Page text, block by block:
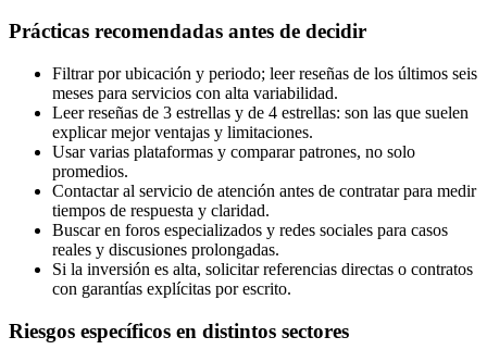
Prácticas recomendadas antes de decidir
Filtrar por ubicación y periodo; leer reseñas de los últimos seis
meses para servicios con alta variabilidad.
Leer reseñas de 3 estrellas y de 4 estrellas: son las que suelen
explicar mejor ventajas y limitaciones.
Usar varias plataformas y comparar patrones, no solo
promedios.
Contactar al servicio de atención antes de contratar para medir
tiempos de respuesta y claridad.
Buscar en foros especializados y redes sociales para casos
reales y discusiones prolongadas.
Si la inversión es alta, solicitar referencias directas o contratos
con garantías explícitas por escrito.
Riesgos específicos en distintos sectores